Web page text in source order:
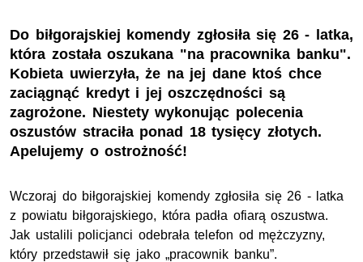
Do biłgorajskiej komendy zgłosiła się 26 - latka,
która została oszukana "na pracownika banku".
Kobieta uwierzyła, że na jej dane ktoś chce
zaciągnąć kredyt i jej oszczędności są
zagrożone. Niestety wykonując polecenia
oszustów straciła ponad 18 tysięcy złotych.
Apelujemy o ostrożność!
Wczoraj do biłgorajskiej komendy zgłosiła się 26 - latka
z powiatu biłgorajskiego, która padła ofiarą oszustwa.
Jak ustalili policjanci odebrała telefon od mężczyzny,
który przedstawił się jako „pracownik banku”.